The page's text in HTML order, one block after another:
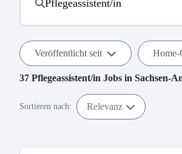
Veröffentlicht seit
37 Pflegeassistent/in Jobs in Sachsen-
Sortieren nach: Relevanz